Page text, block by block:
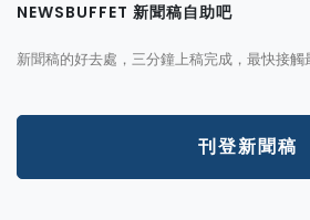
NEWSBUFFET 新聞稿自助吧
新聞稿的好去處，三分鐘上稿完成，最快接觸
刊登新聞稿